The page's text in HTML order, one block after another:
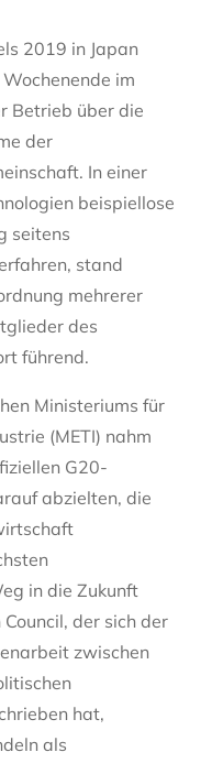
2019 in Japan
im
Betrieb über die
der
In einer
beispiellose
seitens
stand
mehrerer
des
führend.
Ministeriums für
(METI) nahm
G20-
abzielten, die
in die Zukunft
der sich der
zwischen
hat,
als